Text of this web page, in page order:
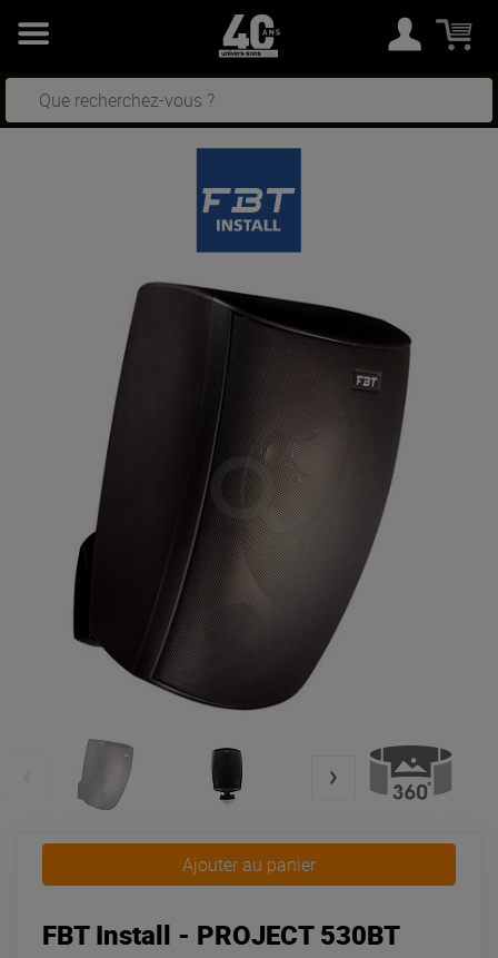
Ajouter au panier
FBT Install - PROJECT 530BT